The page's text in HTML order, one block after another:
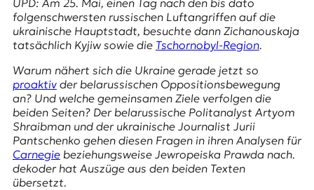
e
u
r
o
p
a
.
folgenschwersten russischen Luftangriffen auf die
ukrainische Hauptstadt, besuchte dann Zichanouskaja
tatsächlich Kyjiw sowie die Tschornobyl-Region.
Warum nähert sich die Ukraine gerade jetzt so
proaktivder belarussischen Oppositionsbewegung
an? Und welche gemeinsamen Ziele verfolgen die
beiden Seiten? Der belarussische Politanalyst Artyom
Shraibman und der ukrainische Journalist Jurii
Pantschenko gehen diesen Fragen in ihren Analysen für
Carnegiebeziehungsweise Jewropeiska Prawdanach.
dekoder hat Auszüge aus den beiden Texten
übersetzt.